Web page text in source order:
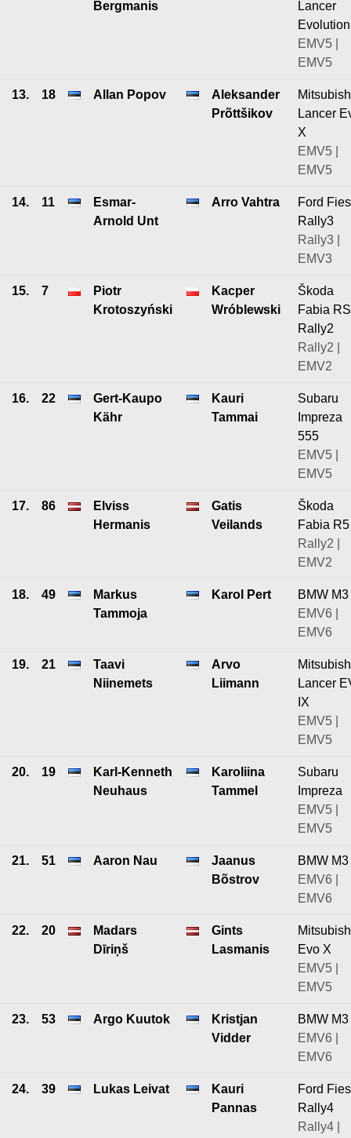
Bergmanis
Lancer
EMV5 |
EMV5
13. 18 Allan Popov
Aleksander
Prõttšikov
Lancer
X
EMV5 |
EMV5
14. 11
Esmar-
Arnold Unt
Arro Vahtra
Ford
Rally3
Rally3 |
EMV3
15. 7
Piotr
Krotoszyński
Kacper
Wróblewski
Škoda
Fabia RS
Rally2
Rally2 |
EMV2
16. 22
Gert-Kaupo
Kähr
Kauri
Tammai
Subaru
Impreza
555
EMV5 |
EMV5
17. 86
Elviss
Hermanis
Gatis
Veilands
Škoda
Fabia R5
Rally2 |
EMV2
18. 49
Markus
Tammoja
Karol Pert
BMW M3
EMV6 |
EMV6
19. 21
Taavi
Niinemets
Arvo
Liimann
Lancer
IX
EMV5 |
EMV5
20. 19
Karl-Kenneth
Neuhaus
Karoliina
Tammel
Subaru
Impreza
EMV5 |
EMV5
21. 51 Aaron Nau
Jaanus
Bõstrov
BMW M3
EMV6 |
EMV6
22. 20
Madars
Dīriņš
Gints
Lasmanis
Evo X
EMV5 |
EMV5
23. 53 Argo Kuutok
Kristjan
Vidder
BMW M3
EMV6 |
EMV6
24. 39 Lukas Leivat
Kauri
Pannas
Ford
Rally4
Rally4 |